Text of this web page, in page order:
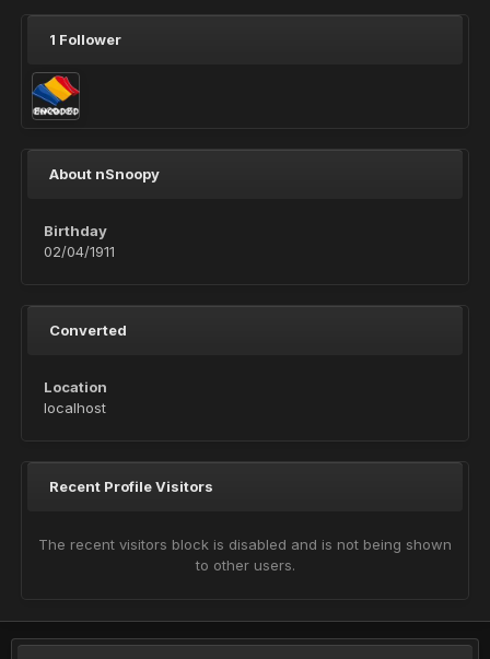
1 Follower
About nSnoopy
Birthday
02/04/1911
Converted
Location
localhost
Recent Profile Visitors
The recent visitors block is disabled and is not being shown
to other users.